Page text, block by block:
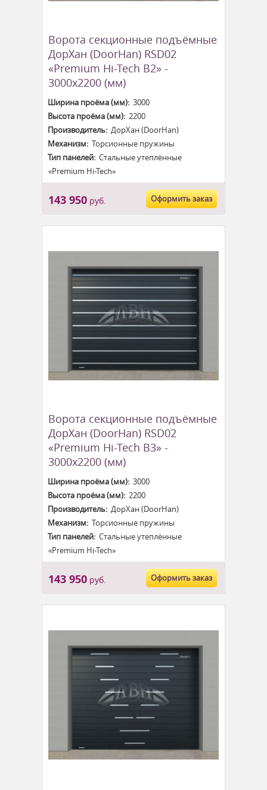
Ворота секционные подъёмные
ДорХан (DoorHan) RSD02
«Premium Hi-Tech B2» -
3000x2200 (мм)
Ширина проёма (мм):3000
Высота проёма (мм):2200
Производитель:ДорХан (DoorHan)
Механизм:Торсионные пружины
Тип панелей:Стальные утеплённые
«Premium Hi-Tech»
143 950руб. Оформить заказ
Ворота секционные подъёмные
ДорХан (DoorHan) RSD02
«Premium Hi-Tech B3» -
3000x2200 (мм)
Ширина проёма (мм):3000
Высота проёма (мм):2200
Производитель:ДорХан (DoorHan)
Механизм:Торсионные пружины
Тип панелей:Стальные утеплённые
«Premium Hi-Tech»
143 950руб. Оформить заказ